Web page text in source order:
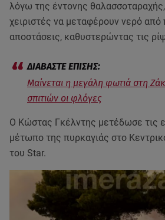
λόγω της έντονης
χειριστές να μεταφέρουν νερό από
αποστάσεις, καθυστερώντας τις
Μαίνεται η μεγάλη φωτιά στη
σπιτιών οι φλόγες
Ο Κώστας Γκέλντης μετέδωσε τις
μέτωπο της πυρκαγιάς στο
του Star.